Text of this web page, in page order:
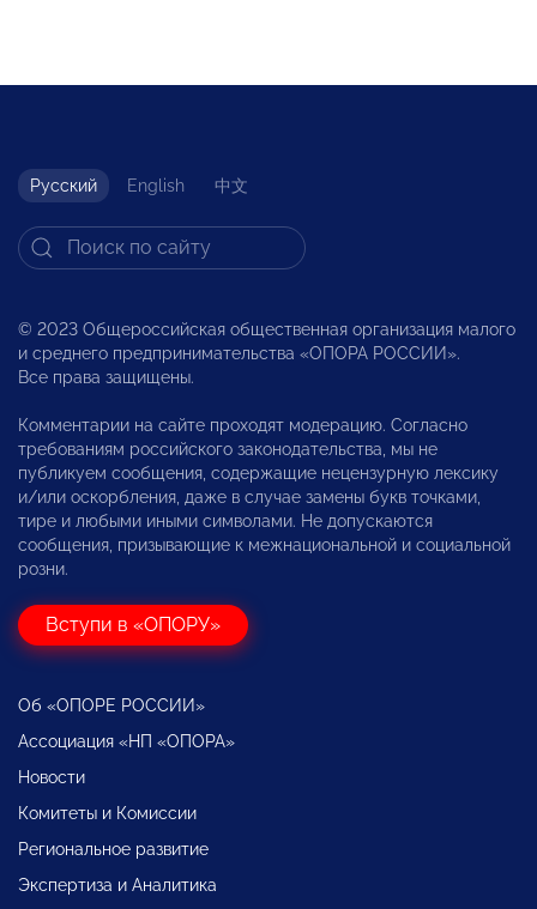
Русский English 中文
© 2023 Общероссийская общественная организация малого
и среднего предпринимательства «ОПОРА РОССИИ».
Все права защищены.
Комментарии на сайте проходят модерацию. Согласно
требованиям российского законодательства, мы не
публикуем сообщения, содержащие нецензурную лексику
и/или оскорбления, даже в случае замены букв точками,
тире и любыми иными символами. Не допускаются
сообщения, призывающие к межнациональной и социальной
розни.
Вступи в «ОПОРУ»
Об «ОПОРЕ РОССИИ»
Ассоциация «НП «ОПОРА»
Новости
Комитеты и Комиссии
Региональное развитие
Экспертиза и Аналитика